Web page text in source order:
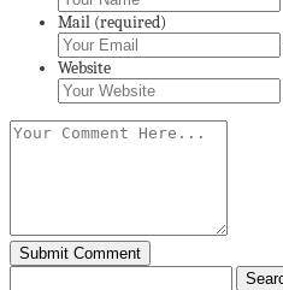
Mail (required)
Website